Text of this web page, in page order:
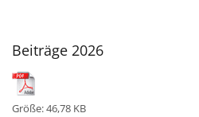
Beiträge 2026
Größe: 46,78 KB